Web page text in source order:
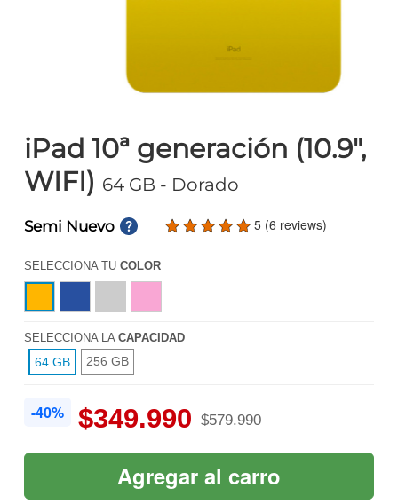
iPad 10ª generación (10.9",
WIFI) 64 GB - Dorado
Semi Nuevo 5 (6 reviews)
SELECCIONA TU COLOR
SELECCIONA LA CAPACIDAD
64 GB 256 GB
-40% $349.990 $579.990
Agregar al carro